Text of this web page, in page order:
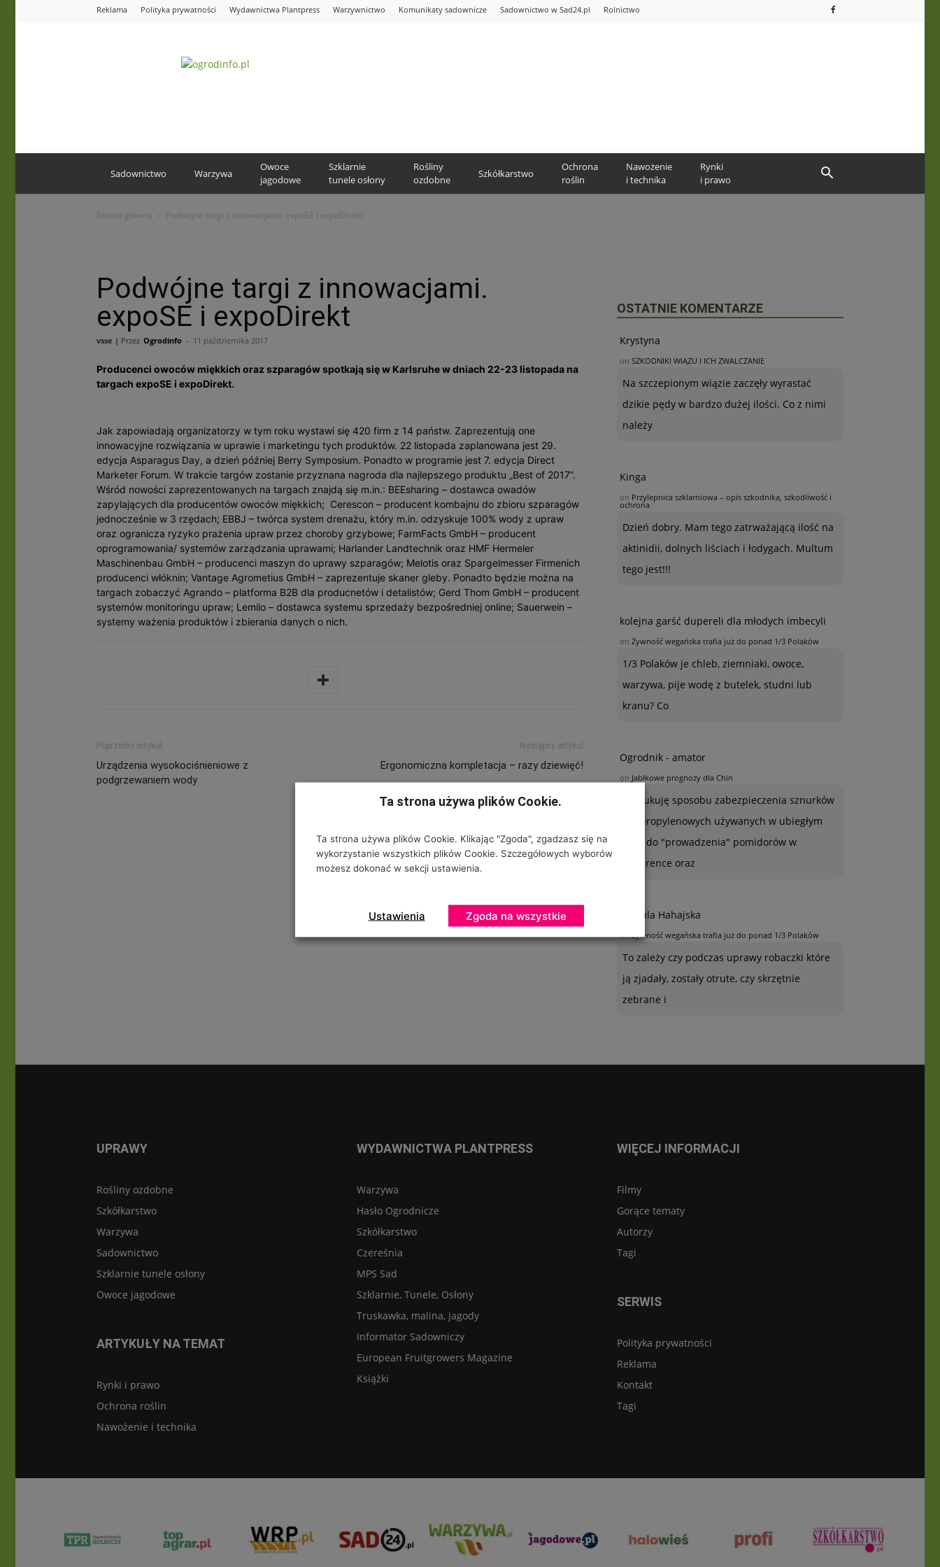
Reklama Polityka prywatności Wydawnictwa Plantpress Warzywnictwo Komunikaty sadownicze Sadownictwo w Sad24.pl Rolnictwo
Sadownictwo Warzywa
Owoce
jagodowe
Szklarnie
tunele osłony
Rośliny
ozdobne
Szkółkarstwo
Ochrona
roślin
Nawożenie
i technika
Rynki
i prawo
Strona główna Podwójne targi z innowacjami. expoSE i expoDirekt
Podwójne targi z innowacjami.
expoSE i expoDirekt
vsse | Przez Ogrodinfo - 11 października 2017
Producenci owoców miękkich oraz szparagów spotkają się w Karlsruhe w dniach 22-23 listopada na
targach expoSE i expoDirekt.
Jak zapowiadają organizatorzy w tym roku wystawi się 420 firm z 14 państw. Zaprezentują one
innowacyjne rozwiązania w uprawie i marketingu tych produktów. 22 listopada zaplanowana jest 29.
edycja Asparagus Day, a dzień później Berry Symposium. Ponadto w programie jest 7. edycja Direct
Marketer Forum. W trakcie targów zostanie przyznana nagroda dla najlepszego produktu „Best of 2017”.
Wśród nowości zaprezentowanych na targach znajdą się m.in.: BEEsharing – dostawca owadów
zapylających dla producentów owoców miękkich; Cerescon – producent kombajnu do zbioru szparagów
jednocześnie w 3 rzędach; EBBJ – twórca system drenażu, który m.in. odzyskuje 100% wody z upraw
oraz ogranicza ryzyko prażenia upraw przez choroby grzybowe; FarmFacts GmbH – producent
oprogramowania/ systemów zarządzania uprawami; Harlander Landtechnik oraz HMF Hermeler
Maschinenbau GmbH – producenci maszyn do uprawy szparagów; Melotis oraz Spargelmesser Firmenich
producenci włóknin; Vantage Agrometius GmbH – zaprezentuje skaner gleby. Ponadto będzie można na
targach zobaczyć Agrando – platforma B2B dla producnetów i detalistów; Gerd Thom GmbH – producent
systemów monitoringu upraw; Lemilo – dostawca systemu sprzedaży bezpośredniej online; Sauerwein –
systemy ważenia produktów i zbierania danych o nich.
Poprzedni artykuł
Urządzenia wysokociśnieniowe z
podgrzewaniem wody
Następny artykuł
Ergonomiczna kompletacja – razy dziewięć!
OSTATNIE KOMENTARZE
Krystyna
on SZKODNIKI WIĄZU I ICH ZWALCZANIE
Na szczepionym wiązie zaczęły wyrastać
dzikie pędy w bardzo dużej ilości. Co z nimi
należy
Kinga
on Przylepnica szklarniowa – opis szkodnika, szkodliwość i
ochrona
Dzień dobry. Mam tego zatrważającą ilość na
aktinidii, dolnych liściach i łodygach. Multum
tego jest!!!
kolejna garść dupereli dla młodych imbecyli
on Żywność wegańska trafia już do ponad 1/3 Polaków
1/3 Polaków je chleb, ziemniaki, owoce,
warzywa, pije wodę z butelek, studni lub
kranu? Co
Ogrodnik - amator
on Jabłkowe prognozy dla Chin
Poszukuję sposobu zabezpieczenia sznurków
polipropylenowych używanych w ubiegłym
roku do "prowadzenia" pomidorów w
szklarence oraz
Urszula Hahajska
onŻywność wegańska trafia już do ponad 1/3 Polaków
To zależy czy podczas uprawy robaczki które
ją zjadały, zostały otrute, czy skrzętnie
zebrane i
UPRAWY
Rośliny ozdobne
Szkółkarstwo
Warzywa
Sadownictwo
Szklarnie tunele osłony
Owoce jagodowe
ARTYKUŁY NA TEMAT
Rynki i prawo
Ochrona roślin
Nawożenie i technika
WYDAWNICTWA PLANTPRESS
Warzywa
Hasło Ogrodnicze
Szkółkarstwo
Czereśnia
MPS Sad
Szklarnie, Tunele, Osłony
Truskawka, malina, jagody
Informator Sadowniczy
European Fruitgrowers Magazine
Książki
WIĘCEJ INFORMACJI
Filmy
Gorące tematy
Autorzy
Tagi
SERWIS
Polityka prywatności
Reklama
Kontakt
Tagi
Ta strona używa plików Cookie.
Ta strona używa plików Cookie. Klikając "Zgoda", zgadzasz się na
wykorzystanie wszystkich plików Cookie. Szczegółowych wyborów
możesz dokonać w sekcji ustawienia.
Ustawienia Zgoda na wszystkie